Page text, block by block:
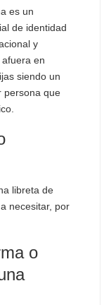
es un
de identidad
y
en
siendo un
persona que
libreta de
necesitar, por
o